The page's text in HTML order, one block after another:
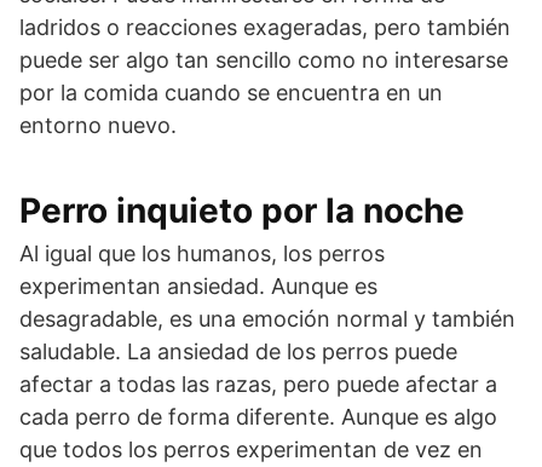
ladridos o reacciones exageradas, pero también
puede ser algo tan sencillo como no interesarse
por la comida cuando se encuentra en un
entorno nuevo.
Perro inquieto por la noche
Al igual que los humanos, los perros
experimentan ansiedad. Aunque es
desagradable, es una emoción normal y también
saludable. La ansiedad de los perros puede
afectar a todas las razas, pero puede afectar a
cada perro de forma diferente. Aunque es algo
que todos los perros experimentan de vez en